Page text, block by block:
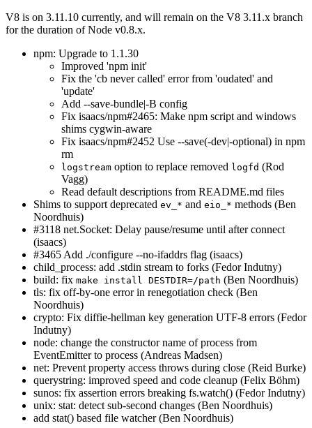
V8 is on 3.11.10 currently, and will remain on the V8 3.11.x branch
for the duration of Node v0.8.x.
npm: Upgrade to 1.1.30
Improved 'npm init'
Fix the 'cb never called' error from 'oudated' and
'update'
Add --save-bundle|-B config
Fix isaacs/npm#2465: Make npm script and windows
shims cygwin-aware
Fix isaacs/npm#2452 Use --save(-dev|-optional) in npm
rm
logstream option to replace removed logfd (Rod
Vagg)
Read default descriptions from README.md files
Shims to support deprecated ev_* and eio_* methods (Ben
Noordhuis)
#3118 net.Socket: Delay pause/resume until after connect
(isaacs)
#3465 Add ./configure --no-ifaddrs flag (isaacs)
child_process: add .stdin stream to forks (Fedor Indutny)
build: fix make install DESTDIR=/path (Ben Noordhuis)
tls: fix off-by-one error in renegotiation check (Ben
Noordhuis)
crypto: Fix diffie-hellman key generation UTF-8 errors (Fedor
Indutny)
node: change the constructor name of process from
EventEmitter to process (Andreas Madsen)
net: Prevent property access throws during close (Reid Burke)
querystring: improved speed and code cleanup (Felix Böhm)
sunos: fix assertion errors breaking fs.watch() (Fedor Indutny)
unix: stat: detect sub-second changes (Ben Noordhuis)
add stat() based file watcher (Ben Noordhuis)